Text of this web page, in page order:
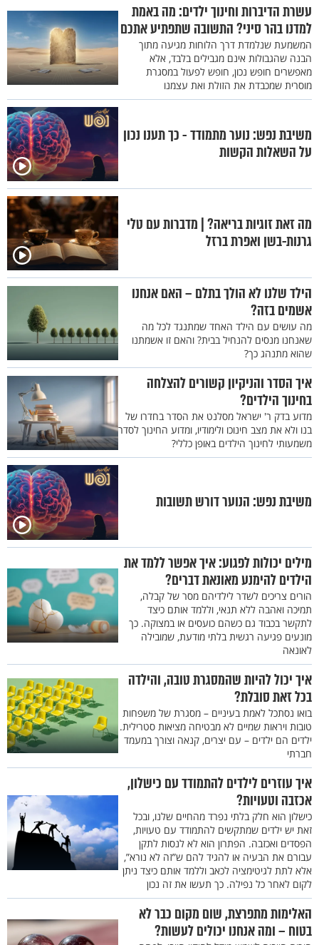
עשרת הדיברות וחינוך ילדים: מה באמת
למדנו בהר סיני? התשובה שתפתיע אתכם
המשמעת שנלמדת דרך הלוחות מגיעה מתוך
הבנה שהגבולות אינם מגבילים בלבד, אלא
מאפשרים חופש נכון, חופש לפעול במסגרת
מוסרית שמכבדת את הזולת ואת עצמנו
משיבת נפש: נוער מתמודד - כך תענו נכון
על השאלות הקשות
מה זאת זוגיות בריאה? | מדברות עם טלי
גרנות-בשן ואפרת ברזל
הילד שלנו לא הולך בתלם – האם אנחנו
אשמים בזה?
מה עושים עם הילד האחד שמתנגד לכל מה
שאנחנו מנסים להנחיל בבית? והאם זו אשמתנו
שהוא מתנהג כך?
איך הסדר והניקיון קשורים להצלחה
בחינוך הילדים?
מדוע בדק ר' ישראל מסלנט את הסדר בחדרו של
בנו ולא את מצב חינוכו ולימודיו, ומדוע החינוך לסדר
משמעותי לחינוך הילדים באופן כללי?
משיבת נפש: הנוער דורש תשובות
מילים יכולות לפגוע: איך אפשר ללמד את
הילדים להימנע מאונאת דברים?
הורים צריכים לשדר לילדיהם מסר של קבלה,
תמיכה ואהבה ללא תנאי, וללמד אותם כיצד
לתקשר בכבוד גם כשהם כועסים או במצוקה. כך
מונעים פגיעה רגשית בלתי מודעת, שמובילה
לאונאה
איך יכול להיות שהמסגרת טובה, והילדה
בכל זאת סובלת?
בואו נסתכל לאמת בעיניים – מסגרת של משפחות
טובות ויראות שמיים לא מבטיחה מציאות סטרילית.
ילדים הם ילדים – עם יצרים, קנאה וצורך במעמד
חברתי
איך עוזרים לילדים להתמודד עם כישלון,
אכזבה וטעויות?
כישלון הוא חלק בלתי נפרד מהחיים שלנו, ובכל
זאת יש ילדים שמתקשים להתמודד עם טעויות,
הפסדים ואכזבה. הפתרון הוא לא לנסות לתקן
עבורם את הבעיה או להגיד להם ש”זה לא נורא”,
אלא לתת לגיטימציה לכאב וללמד אותם כיצד ניתן
לקום לאחר כל נפילה. כך תעשו את זה נכון
האלימות מתפרצת, שום מקום כבר לא
בטוח – ומה אנחנו יכולים לעשות?